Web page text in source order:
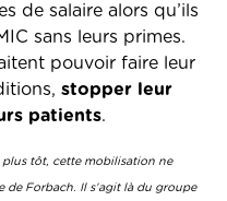
de salaire alors qu’ils
sans leurs primes.
pouvoir faire leur
stopper leur
patients.
tôt, cette mobilisation ne
de Forbach. Il s’agit là du groupe